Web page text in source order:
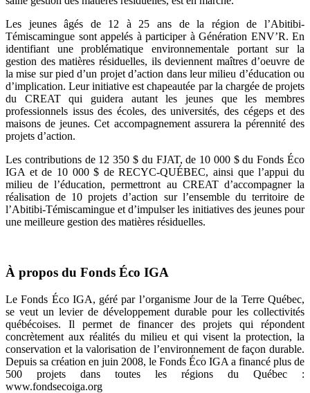
Les jeunes âgés de 12 à 25 ans de la région de l’Abitibi-
Témiscamingue sont appelés à participer à Génération ENV’R. En
identifiant une problématique environnementale portant sur la
gestion des matières résiduelles, ils deviennent maîtres d’oeuvre de
la mise sur pied d’un projet d’action dans leur milieu d’éducation ou
d’implication. Leur initiative est chapeautée par la chargée de projets
du CREAT qui guidera autant les jeunes que les membres
professionnels issus des écoles, des universités, des cégeps et des
maisons de jeunes. Cet accompagnement assurera la pérennité des
projets d’action.
Les contributions de 12 350 $ du FJAT, de 10 000 $ du Fonds Éco
IGA et de 10 000 $ de RECYC-QUÉBEC, ainsi que l’appui du
milieu de l’éducation, permettront au CREAT d’accompagner la
réalisation de 10 projets d’action sur l’ensemble du territoire de
l’Abitibi-Témiscamingue et d’impulser les initiatives des jeunes pour
une meilleure gestion des matières résiduelles.
À propos du Fonds Éco IGA
Le Fonds Éco IGA, géré par l’organisme Jour de la Terre Québec,
se veut un levier de développement durable pour les collectivités
québécoises. Il permet de financer des projets qui répondent
concrètement aux réalités du milieu et qui visent la protection, la
conservation et la valorisation de l’environnement de façon durable.
Depuis sa création en juin 2008, le Fonds Éco IGA a financé plus de
500 projets dans toutes les régions du Québec :
www.fondsecoiga.org